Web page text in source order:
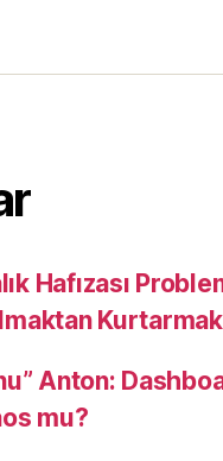
Hafızası
Kurtarmak
Anton:
mu?